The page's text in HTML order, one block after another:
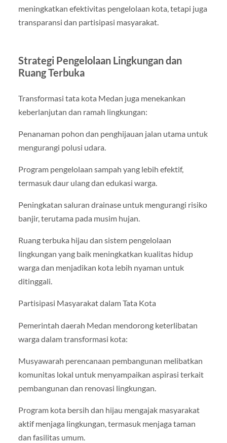
meningkatkan efektivitas pengelolaan kota, tetapi juga
transparansi dan partisipasi masyarakat.
Strategi Pengelolaan Lingkungan dan
Ruang Terbuka
Transformasi tata kota Medan juga menekankan
keberlanjutan dan ramah lingkungan:
Penanaman pohon dan penghijauan jalan utama untuk
mengurangi polusi udara.
Program pengelolaan sampah yang lebih efektif,
termasuk daur ulang dan edukasi warga.
Peningkatan saluran drainase untuk mengurangi risiko
banjir, terutama pada musim hujan.
Ruang terbuka hijau dan sistem pengelolaan
lingkungan yang baik meningkatkan kualitas hidup
warga dan menjadikan kota lebih nyaman untuk
ditinggali.
Partisipasi Masyarakat dalam Tata Kota
Pemerintah daerah Medan mendorong keterlibatan
warga dalam transformasi kota:
Musyawarah perencanaan pembangunan melibatkan
komunitas lokal untuk menyampaikan aspirasi terkait
pembangunan dan renovasi lingkungan.
Program kota bersih dan hijau mengajak masyarakat
aktif menjaga lingkungan, termasuk menjaga taman
dan fasilitas umum.